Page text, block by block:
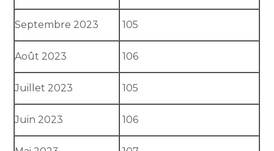
Septembre 2023 105
Août 2023 106
Juillet 2023 105
Juin 2023 106